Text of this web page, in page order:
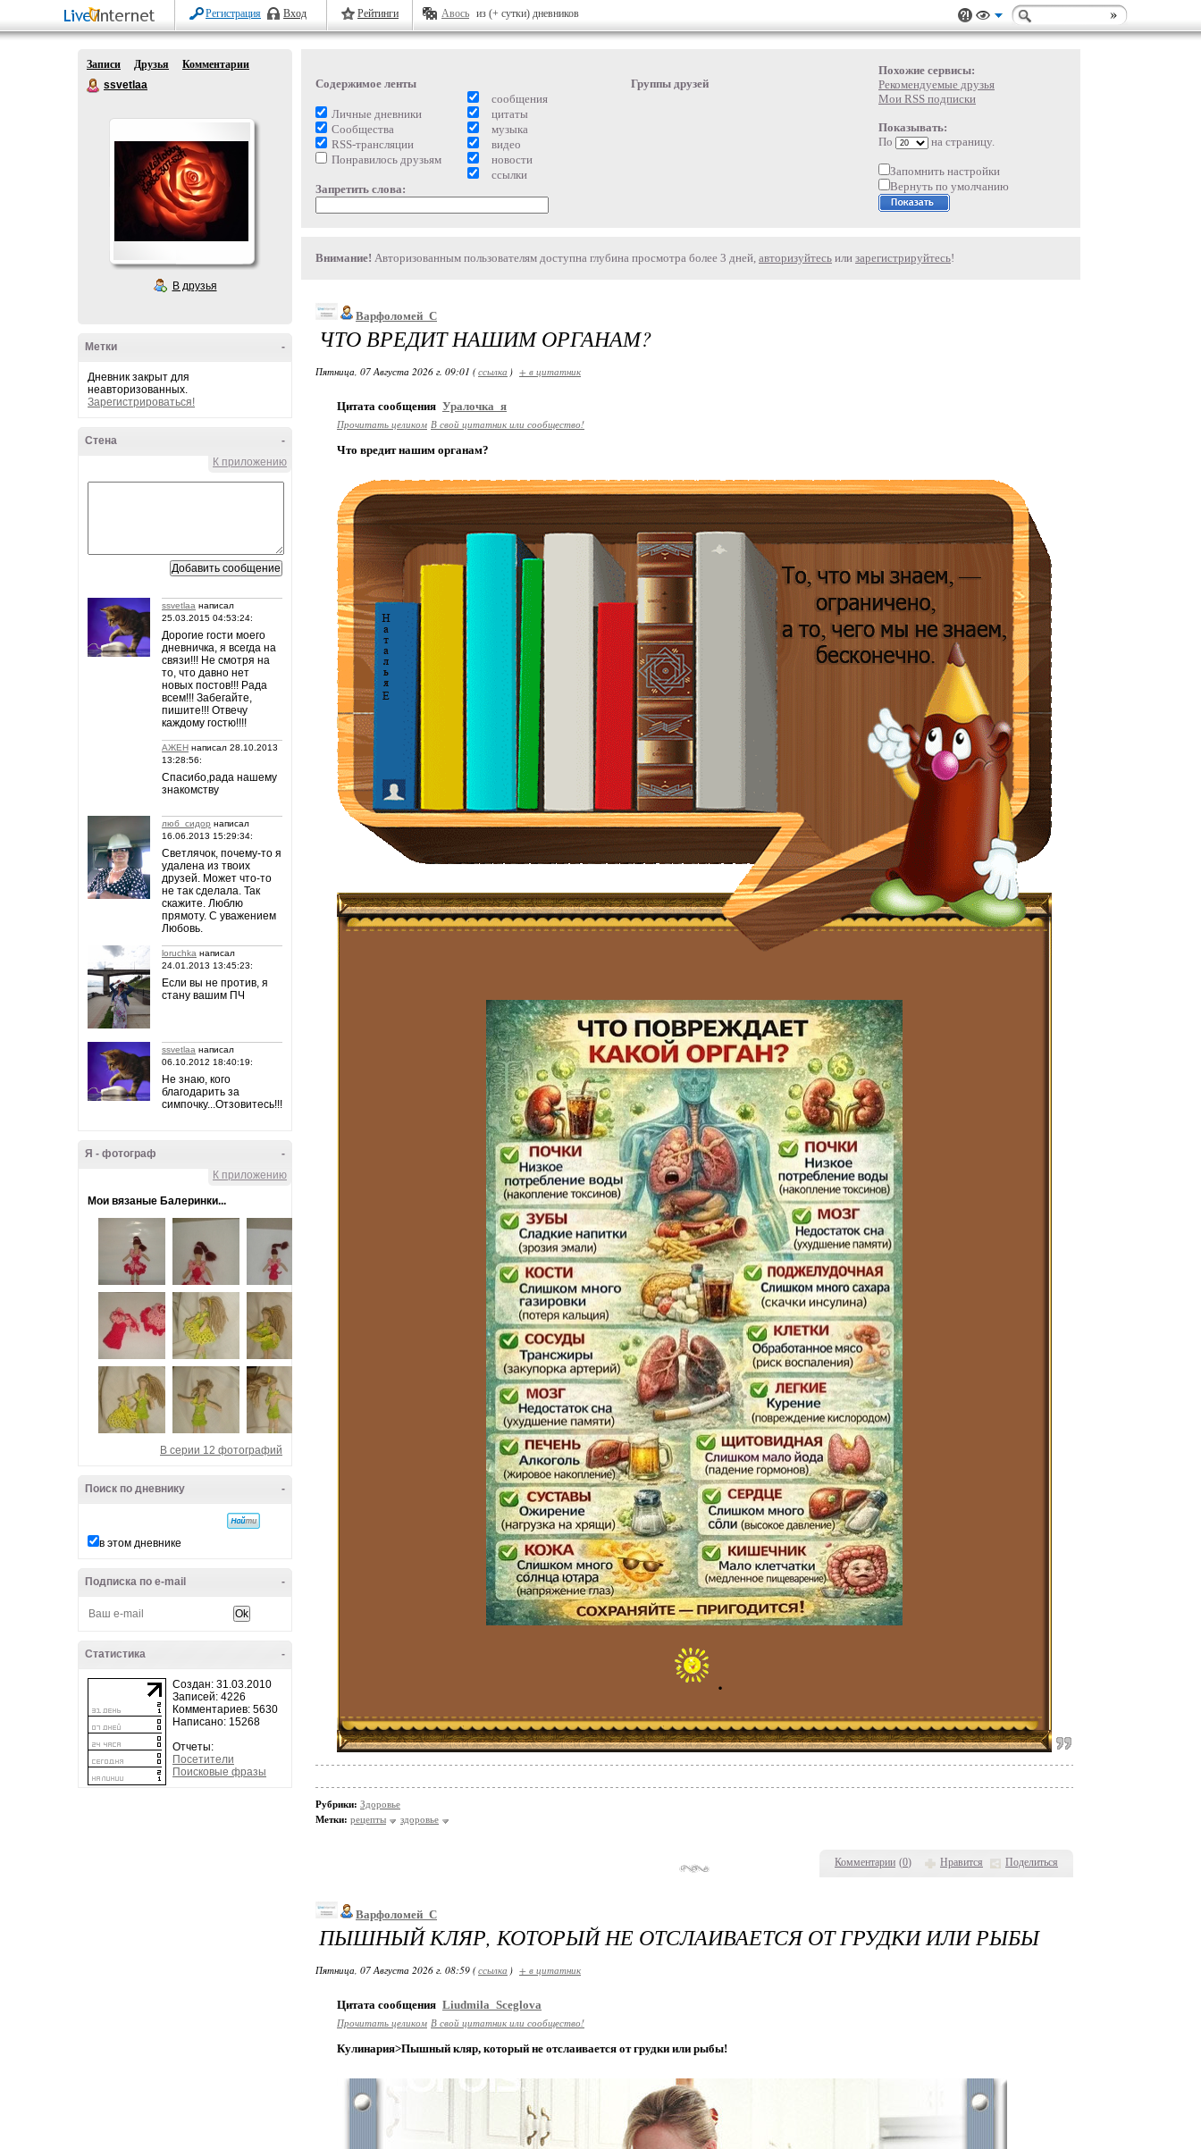
Регистрация Вход Рейтинги Авось из (+ сутки) дневников
Записи Друзья
Комментарии
ssvetlaa
В друзья
-
Метки
Дневник закрыт для
неавторизованных.
Зарегистрироваться!
-
Стена
К приложению
ssvetlaa написал
25.03.2015 04:53:24:
Дорогие гости моего
дневничка, я всегда на
связи!!! Не смотря на
то, что давно нет
новых постов!!! Рада
всем!!! Забегайте,
пишите!!! Отвечу
каждому гостю!!!!
АЖЕН написал 28.10.2013
13:28:56:
Спасибо,рада нашему
знакомству
люб_сидор написал
16.06.2013 15:29:34:
Светлячок, почему-то я
удалена из твоих
друзей. Может что-то
не так сделала. Так
скажите. Люблю
прямоту. С уважением
Любовь.
loruchka написал
24.01.2013 13:45:23:
Если вы не против, я
стану вашим ПЧ
ssvetlaa написал
06.10.2012 18:40:19:
Не знаю, кого
благодарить за
симпочку...Отзовитесь!!!
-
Я - фотограф
К приложению
Мои вязаные Балеринки...
В серии 12 фотографий
-
Поиск по дневнику
в этом дневнике
-
Подписка по e-mail
-
Статистика
Создан: 31.03.2010
Записей: 4226
Комментариев: 5630
Написано: 15268
Отчеты:
Посетители
Поисковые фразы
Похожие сервисы:
Рекомендуемые друзья
Мои RSS подписки
Показывать:
По
на страницу.
Запомнить настройки
Вернуть по умолчанию
Содержимое ленты
Личные дневники
Сообщества
RSS-трансляции
Понравилось друзьям
сообщения
цитаты
музыка
видео
новости
ссылки
Группы друзей
Запретить слова:
Внимание! Авторизованным пользователям доступна глубина просмотра более 3 дней, авторизуйтесь или зарегистрируйтесь!
Комментарии (0) Нравится Поделиться
Варфоломей_С
ЧТО ВРЕДИТ НАШИМ ОРГАНАМ?
Пятница, 07 Августа 2026 г. 09:01 (ссылка ) + в цитатник
Цитата сообщения Уралочка_я
Прочитать целиком В свой цитатник или сообщество!
Что вредит нашим органам?
.
Рубрики: Здоровье
Метки: рецепты здоровье
Варфоломей_С
ПЫШНЫЙ КЛЯР, КОТОРЫЙ НЕ ОТСЛАИВАЕТСЯ ОТ ГРУДКИ ИЛИ РЫБЫ
Пятница, 07 Августа 2026 г. 08:59 (ссылка ) + в цитатник
Цитата сообщения Liudmila_Sceglova
Прочитать целиком В свой цитатник или сообщество!
Кулинария>Пышный кляр, который не отслаивается от грудки или рыбы!